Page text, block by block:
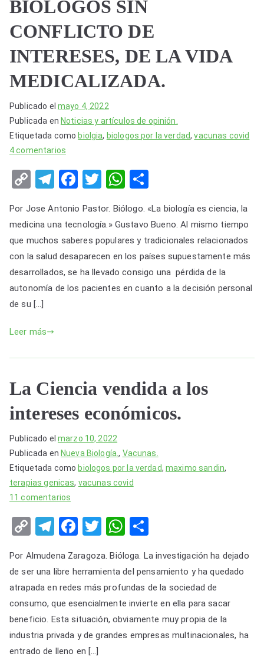
BIÓLOGOS SIN
CONFLICTO DE
INTERESES, DE LA VIDA
MEDICALIZADA.
Publicado el mayo 4, 2022
Publicada en Noticias y artículos de opinión.
Etiquetada comobiolgia, biologos por la verdad,vacunas covid
4 comentariosen
LOS
SIN
CONFLICTO
DE
INTERESES,
C
p
y
Li
n
k
T
e
gr
a
m
F
c
e
b
o
o
T
tt
er
W
at
s
A
p
p
ar
e
Por Jose Antonio Pastor. Biólogo. «La biología es ciencia, la
medicina una tecnología.» Gustavo Bueno. Al mismo tiempo
que muchos saberes populares y tradicionales relacionados
con la salud desaparecen en los países supuestamente más
desarrollados, se ha llevado consigo una pérdida de la
autonomía de los pacientes en cuanto a la decisión personal
de su […]
Leer más
La Ciencia vendida a los
intereses económicos.
Publicado el marzo 10, 2022
Publicada en Nueva Biología., Vacunas.
Etiquetada comobiologos por la verdad,maximo sandin,
terapias genicas, vacunas covid
11 comentarios
Ciencia
a
los
intereses
económicos.
C
p
y
Li
n
k
T
e
gr
a
m
F
c
e
b
o
o
k
T
tt
er
W
at
s
A
p
p
ar
e
Por Almudena Zaragoza. Bióloga. La investigación ha dejado
de ser una libre herramienta del pensamiento y ha quedado
atrapada en redes más profundas de la sociedad de
consumo, que esencialmente invierte en ella para sacar
beneficio. Esta situación, obviamente muy propia de la
industria privada y de grandes empresas multinacionales, ha
entrado de lleno en […]